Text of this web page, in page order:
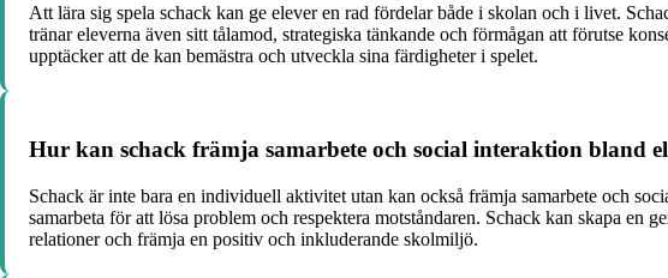
Att lära sig spela schack kan ge elever en rad fördelar både i skolan och i livet.
tränar eleverna även sitt tålamod, strategiska tänkande och förmågan att förutse
upptäcker att de kan bemästra och utveckla sina färdigheter i spelet.
Hur kan schack främja samarbete och social interaktion bland
Schack är inte bara en individuell aktivitet utan kan också främja samarbete och
samarbeta för att lösa problem och respektera motståndaren. Schack kan skapa en
relationer och främja en positiv och inkluderande skolmiljö.